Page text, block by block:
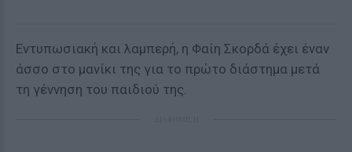
Εντυπωσιακή και λαμπερή, η Φαίη Σκορδά έχει έναν
άσσο στο μανίκι της για το πρώτο διάστημα μετά
τη γέννηση του παιδιού της.